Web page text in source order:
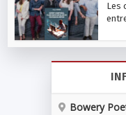
Les
Bowery